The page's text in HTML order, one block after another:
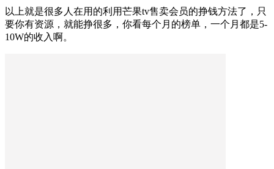
以上就是很多人在用的利用芒果tv售卖会员的挣钱方法了，只
要你有资源，就能挣很多，你看每个月的榜单，一个月都是5-
10W的收入啊。